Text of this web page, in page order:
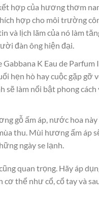
hợp của hương thơm
hợp cho môi trường
và lịch lãm của nó làm
đàn ông hiện đại.
Gabbana K Eau de Parfum
hẹn hò hay cuộc gặp gỡ
làm nổi bật phong cách
gỗ ấm áp, nước hoa
thu. Mùi hương ấm áp
ngày se lạnh.
quan trọng. Hãy áp
thể như cổ, cổ tay và